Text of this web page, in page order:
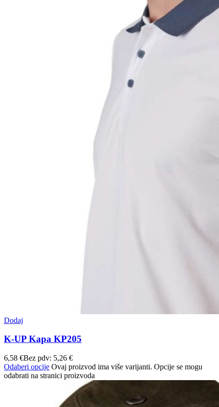
Dodaj
K-UP Kapa KP205
6,58 €Bez pdv: 5,26 €
Odaberi opcije Ovaj proizvod ima više varijanti. Opcije se mogu
odabrati na stranici proizvoda